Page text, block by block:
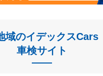
域のイデックスCars
車検サイト